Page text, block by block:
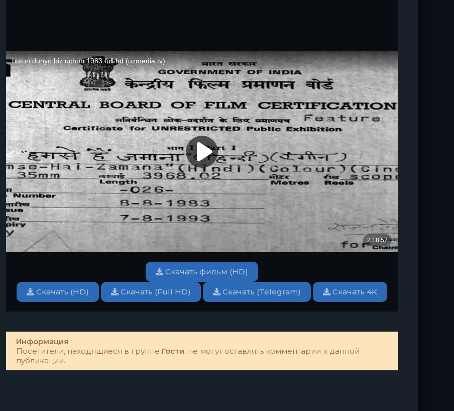
Скачать фильм (HD)
Скачать (HD) Скачать (Full HD) Скачать (Telegram) Скачать 4K
Информация
Посетители, находящиеся в группе Гости, не могут оставлять комментарии к данной
публикации.